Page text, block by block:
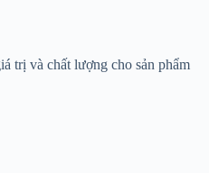
trị và chất lượng cho sản phẩm